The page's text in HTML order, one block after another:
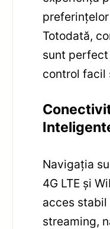
Totodată,
sunt
control facil
Navigația
4G LTE și
acces
streaming,